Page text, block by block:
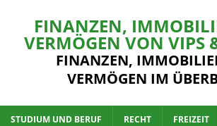
FINANZEN,
VERMÖGEN VON VIPS
FINANZEN,
VERMÖGEN IM
STUDIUM UND BERUF RECHT FREIZEIT